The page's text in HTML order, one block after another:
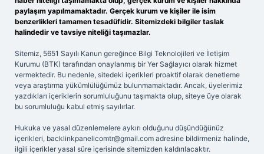
paylaşım yapılmamaktadır. Gerçek kurum ve kişiler ile isim
benzerlikleri tamamen tesadüfidir. Sitemizdeki bilgiler taslak
halindedir ve tavsiye niteliği taşımazlar.
Sitemiz, 5651 Sayılı Kanun gereğince Bilgi Teknolojileri ve İletişim
Kurumu (BTK) tarafından onaylanmış bir Yer Sağlayıcı olarak hizmet
vermektedir. Bu nedenle, sitedeki içerikleri proaktif olarak denetleme
veya araştırma yükümlülüğümüz bulunmamaktadır. Ancak, üyelerimiz
yazdıkları içeriklerin sorumluluğunu taşımakta olup, siteye üye olarak
bu sorumluluğu kabul etmiş sayılırlar.
Hukuka ve yasal düzenlemelere aykırı olduğunu düşündüğünüz
içerikleri, backlinkpanelicomtr@gmail.com adresine bildirmeniz halinde,
ilgili içerikler yasal süre içerisinde sitemizden kaldırılacaktır.